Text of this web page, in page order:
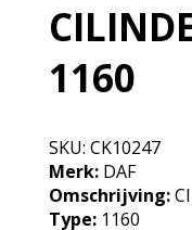
1160
SKU: CK10247
Merk:DAF
Omschrijving:
Type:1160